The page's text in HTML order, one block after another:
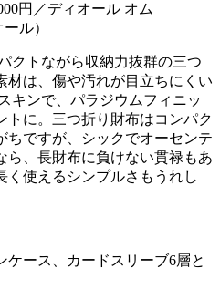
円／ディオール オム
ル）
クトながら収納力抜群の三つ
材は、傷や汚れが目立ちにくい
キンで、パラジウムフィニッ
トに。三つ折り財布はコンパク
ちですが、シックでオーセンテ
ら、長財布に負けない貫禄もあ
く使えるシンプルさもうれし
ケース、カードスリーブ6層と